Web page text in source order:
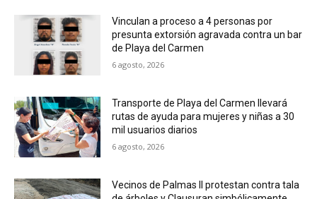
Vinculan a proceso a 4 personas por
presunta extorsión agravada contra un bar
de Playa del Carmen
6 agosto, 2026
Transporte de Playa del Carmen llevará
rutas de ayuda para mujeres y niñas a 30
mil usuarios diarios
6 agosto, 2026
Vecinos de Palmas II protestan contra tala